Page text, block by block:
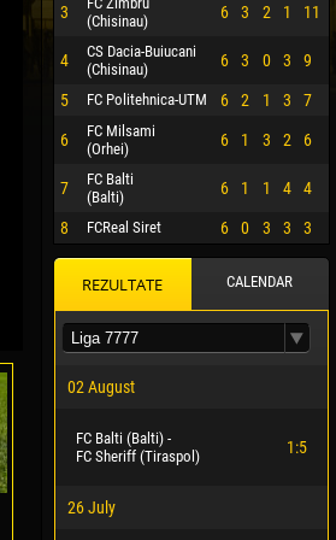
3
(Chisinau)
6 3 2 1 11
4
CS Dacia-Buiucani
(Chisinau)
6 3 0 3 9
5 FC Politehnica-UTM 6 2 1 3 7
6
FC Milsami
(Orhei)
6 1 3 2 6
7
FC Balti
(Balti)
6 1 1 4 4
8 FCReal Siret 6 0 3 3 3
REZULTATE CALENDAR
02 August
FC Balti (Balti) -
FC Sheriff (Tiraspol)
1:5
26 July